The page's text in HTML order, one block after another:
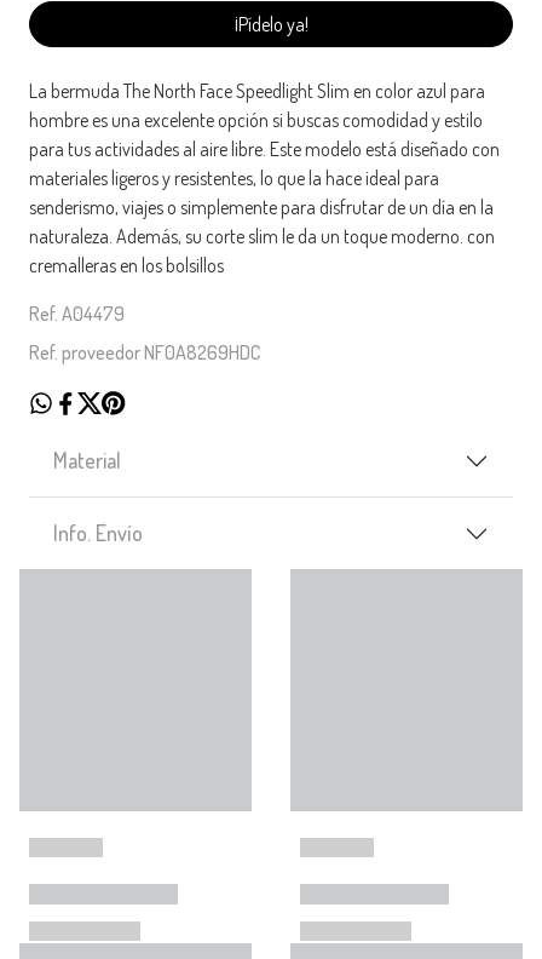
¡Pídelo ya!
La bermuda The North Face Speedlight Slim en color azul para
hombre es una excelente opción si buscas comodidad y estilo
para tus actividades al aire libre. Este modelo está diseñado con
materiales ligeros y resistentes, lo que la hace ideal para
senderismo, viajes o simplemente para disfrutar de un día en la
naturaleza. Además, su corte slim le da un toque moderno. con
cremalleras en los bolsillos
Ref. A04479
Ref. proveedor NF0A8269HDC
Material
Info. Envío